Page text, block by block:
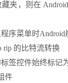
夹，则在
序菜单时Android
rip 的比特流转换
签控件始终标记
件